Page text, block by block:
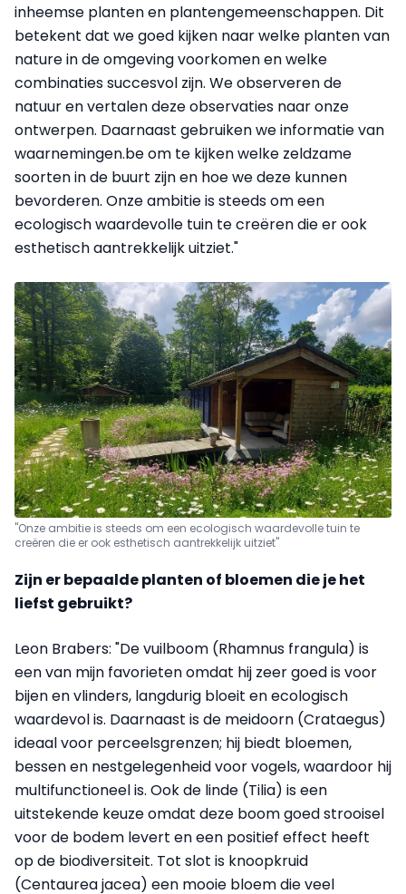
inheemse planten en plantengemeenschappen. Dit
betekent dat we goed kijken naar welke planten van
nature in de omgeving voorkomen en welke
combinaties succesvol zijn. We observeren de
natuur en vertalen deze observaties naar onze
ontwerpen. Daarnaast gebruiken we informatie van
waarnemingen.be om te kijken welke zeldzame
soorten in de buurt zijn en hoe we deze kunnen
bevorderen. Onze ambitie is steeds om een
ecologisch waardevolle tuin te creëren die er ook
esthetisch aantrekkelijk uitziet."
"Onze ambitie is steeds om een ecologisch waardevolle tuin te
creëren die er ook esthetisch aantrekkelijk uitziet"
Zijn er bepaalde planten of bloemen die je het
liefst gebruikt?
Leon Brabers: "De vuilboom (Rhamnus frangula) is
een van mijn favorieten omdat hij zeer goed is voor
bijen en vlinders, langdurig bloeit en ecologisch
waardevol is. Daarnaast is de meidoorn (Crataegus)
ideaal voor perceelsgrenzen; hij biedt bloemen,
bessen en nestgelegenheid voor vogels, waardoor hij
multifunctioneel is. Ook de linde (Tilia) is een
uitstekende keuze omdat deze boom goed strooisel
voor de bodem levert en een positief effect heeft
op de biodiversiteit. Tot slot is knoopkruid
(Centaurea jacea) een mooie bloem die veel